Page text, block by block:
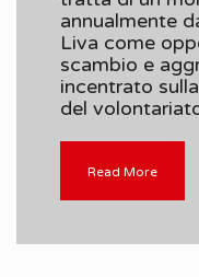
annualmente
Liva come
scambio e
incentrato
del
Read More